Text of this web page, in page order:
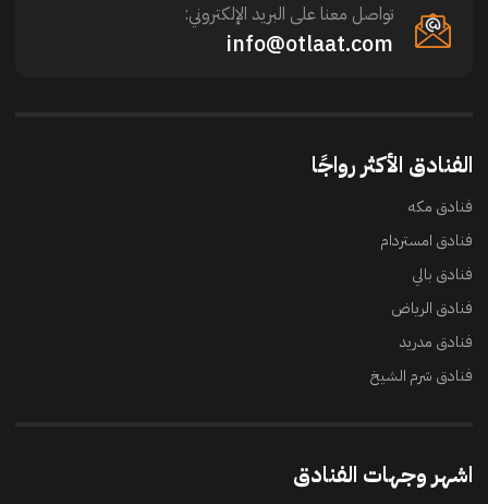
تواصل معنا على البريد الإلكتروني:
info@otlaat.com
الفنادق الأكثر رواجًا
فنادق مكه
فنادق امستردام
فنادق بالي
فنادق الرياض
فنادق مدريد
فنادق شرم الشيخ
اشهر وجهات الفنادق